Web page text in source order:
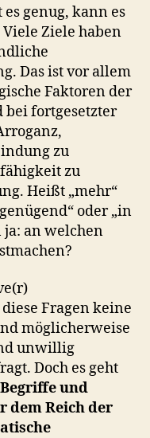
genug, kann es
Ziele haben
Das ist vor allem
Faktoren der
bei fortgesetzter
zu
zu
Heißt „mehr“
oder „in
ja: an welchen
Fragen keine
möglicherweise
unwillig
Doch es geht
und
dem Reich der